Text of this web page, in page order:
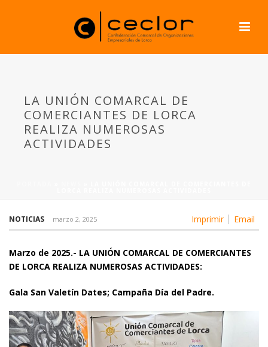
LA UNIÓN COMARCAL DE
COMERCIANTES DE LORCA
REALIZA NUMEROSAS
ACTIVIDADES
Imprimir Email
NOTICIAS marzo 2, 2025
Marzo de 2025.- LA UNIÓN COMARCAL DE COMERCIANTES
DE LORCA REALIZA NUMEROSAS ACTIVIDADES:
Gala San Valetín Dates; Campaña Día del Padre.